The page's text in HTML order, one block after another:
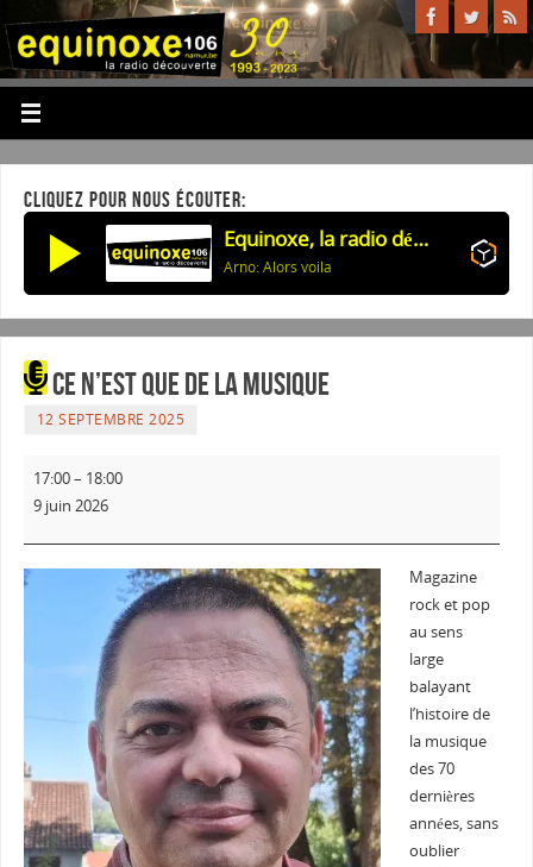
CLIQUEZ POUR NOUS ÉCOUTER:
Equinoxe, la radio découverte
Arno: Alors voila
Ce N’Est Que De La Musique
12 SEPTEMBRE 2025
17:00– 18:00
9 juin 2026
Magazine
rock et pop
au sens
large
balayant
l’histoire de
la musique
des 70
dernières
années, sans
oublier